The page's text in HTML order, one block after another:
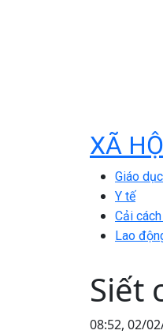
XÃ
Giáo dục
Y tế
Cải
Lao
Siết
08:52, 02/